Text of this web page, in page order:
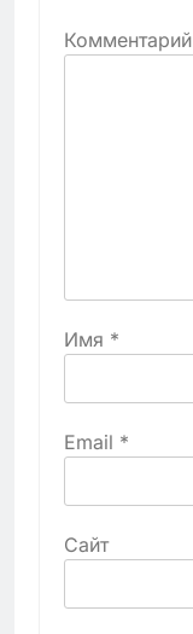
Комментарий
Имя *
Email *
Сайт